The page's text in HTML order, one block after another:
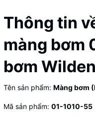
Thông tin
màng bơm
bơm
Tên sản phẩm: Màng bơm
Mã sản phẩm: 01-1010-55